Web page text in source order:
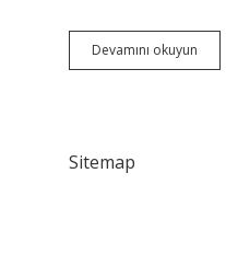
Devamını okuyun
Ne
Sitemap